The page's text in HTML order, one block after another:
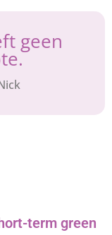
geen
term green